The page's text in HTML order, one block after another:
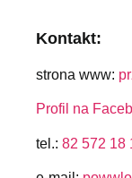
Kontakt:
strona www:
Profil na
tel.: 82 572 18